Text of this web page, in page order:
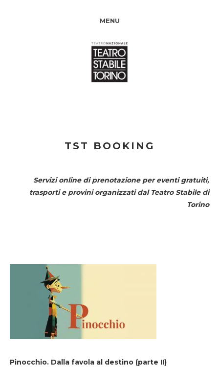
MENU
TST BOOKING
Servizi online di prenotazione per eventi gratuiti,
trasporti e provini organizzati dal Teatro Stabile di
Torino
Pinocchio. Dalla favola al destino (parte II)